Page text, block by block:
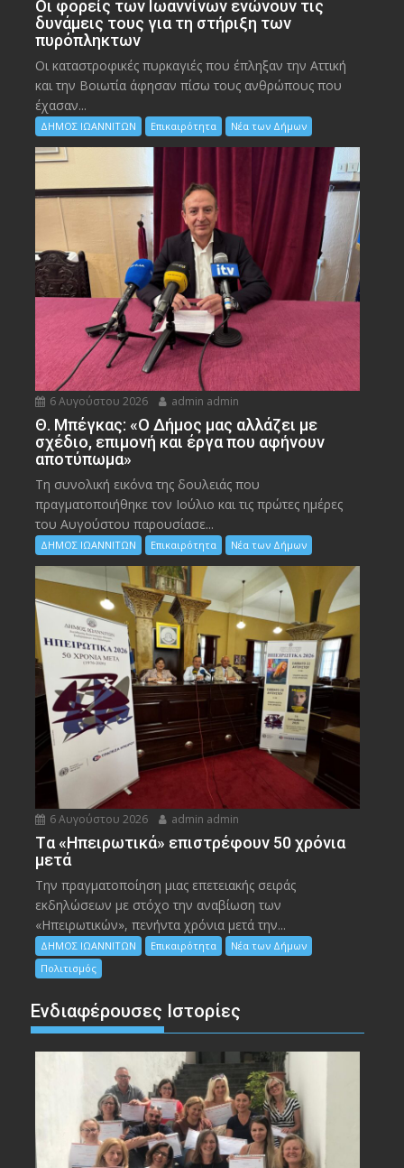
Οι φορείς των Ιωαννίνων ενώνουν τις
δυνάμεις τους για τη στήριξη των
πυρόπληκτων
Οι καταστροφικές πυρκαγιές που έπληξαν την Αττική
και την Bοιωτία άφησαν πίσω τους ανθρώπους που
έχασαν...
ΔΗΜΟΣ ΙΩΑΝΝΙΤΩΝ Επικαιρότητα Νέα των Δήμων
6 Αυγούστου 2026 admin admin
Θ. Μπέγκας: «Ο Δήμος μας αλλάζει με
σχέδιο, επιμονή και έργα που αφήνουν
αποτύπωμα»
Τη συνολική εικόνα της δουλειάς που
πραγματοποιήθηκε τον Ιούλιο και τις πρώτες ημέρες
του Αυγούστου παρουσίασε...
ΔΗΜΟΣ ΙΩΑΝΝΙΤΩΝ Επικαιρότητα Νέα των Δήμων
6 Αυγούστου 2026 admin admin
Tα «Ηπειρωτικά» επιστρέφουν 50 χρόνια
μετά
Την πραγματοποίηση μιας επετειακής σειράς
εκδηλώσεων με στόχο την αναβίωση των
«Ηπειρωτικών», πενήντα χρόνια μετά την...
ΔΗΜΟΣ ΙΩΑΝΝΙΤΩΝ Επικαιρότητα
Νέα των Δήμων
Πολιτισμός
Ενδιαφέρουσες Ιστορίες